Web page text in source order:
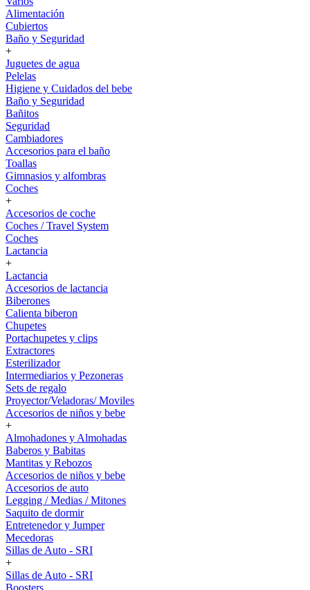
Alimentación
Cubiertos
Baño y Seguridad
+
Juguetes de agua
Pelelas
Higiene y Cuidados del bebe
Baño y Seguridad
Bañitos
Seguridad
Cambiadores
Accesorios para el baño
Toallas
Gimnasios y alfombras
Coches
+
Accesorios de coche
Coches / Travel System
Coches
Lactancia
+
Lactancia
Accesorios de lactancia
Biberones
Calienta biberon
Chupetes
Portachupetes y clips
Extractores
Esterilizador
Intermediarios y Pezoneras
Sets de regalo
Proyector/Veladoras/ Moviles
Accesorios de niños y bebe
+
Almohadones y Almohadas
Baberos y Babitas
Mantitas y Rebozos
Accesorios de niños y bebe
Accesorios de auto
Legging / Medias / Mitones
Saquito de dormir
Entretenedor y Jumper
Mecedoras
Sillas de Auto - SRI
+
Sillas de Auto - SRI
Boosters